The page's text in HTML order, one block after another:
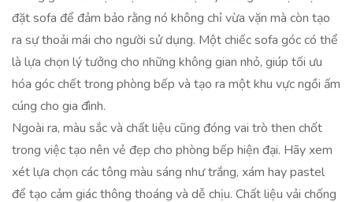
đặt sofa để đảm bảo rằng nó không chỉ vừa vặn mà còn tạo
ra sự thoải mái cho người sử dụng. Một chiếc sofa góc có thể
là lựa chọn lý tưởng cho những không gian nhỏ, giúp tối ưu
hóa góc chết trong phòng bếp và tạo ra một khu vực ngồi ấm
cúng cho gia đình.
Ngoài ra, màu sắc và chất liệu cũng đóng vai trò then chốt
trong việc tạo nên vẻ đẹp cho phòng bếp hiện đại. Hãy xem
xét lựa chọn các tông màu sáng như trắng, xám hay pastel
để tạo cảm giác thông thoáng và dễ chịu. Chất liệu vải chống